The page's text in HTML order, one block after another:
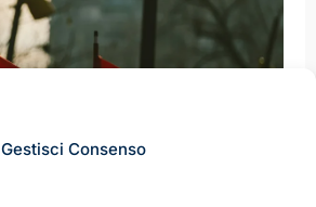
Gestisci Consenso